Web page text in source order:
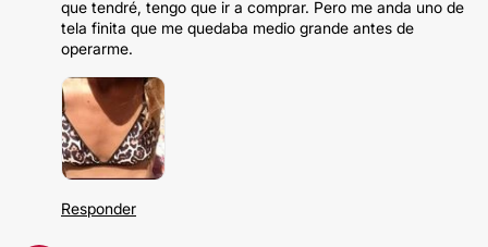
que tendré, tengo que ir a comprar. Pero me anda uno de
tela finita que me quedaba medio grande antes de
operarme.
Responder